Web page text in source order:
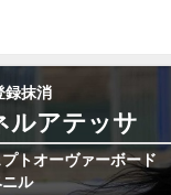
録抹消
ルアテッサ
トオーヴァーボード
ル